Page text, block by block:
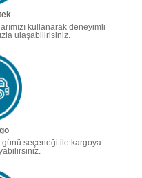
kullanarak deneyimli
ulaşabilirisiniz.
seçeneği ile kargoya